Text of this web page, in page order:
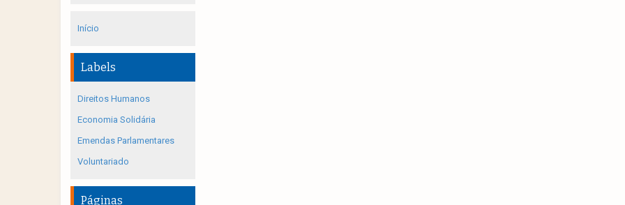
Início
Labels
Direitos Humanos
Economia Solidária
Emendas Parlamentares
Voluntariado
Páginas